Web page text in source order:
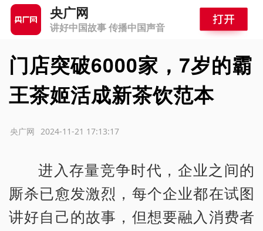
央广网
讲好中国故事 传播中国声音
门店突破6000家，7岁的霸
王茶姬活成新茶饮范本
2024-11-21 17:13:17
央广网
进入存量竞争时代，企业之间的
厮杀已愈发激烈，每个企业都在试图
讲好自己的故事，但想要融入消费者